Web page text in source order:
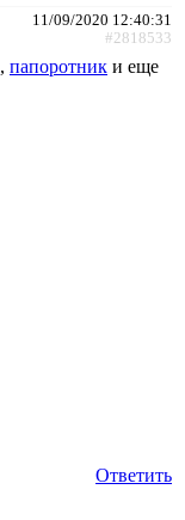
11/09/2020 12:40:31
#2818533
, папоротник и еще
Ответить